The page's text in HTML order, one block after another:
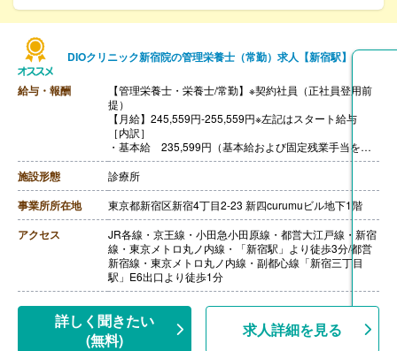
2%、保育園等求人が22.4%、その他求人が59.2%となります。
DIOクリニック新宿院の管理栄養士（常勤）求人【新宿駅】
給与・報酬
【管理栄養士・栄養士/常勤】※契約社員（正社員登用前
提）
【月給】245,559円-255,559円※左記はスタート給与
［内訳］
・基本給 235,599円（基本給および固定残業手当を含
めた金額）
・固定残業代 年間休日110日の場合、栄養士・管理栄
養士ともに一律29,559円（20時間分）となります。
なお、年間休日数の設定によって固定残業代の金額は変
動いたします。超過分は別途支給いたします。
・資格手当 管理栄養士20,000円、栄養士10,000円
［その他手当］
・インセンティブ 年4回（平均80,000円‐100,000円/
月）
【賞与】年2回（6月、12月）
【昇給】年2回
【退職金】なし
施設形態 診療所
事業所所在地 東京都新宿区新宿4丁目2-23 新四curumuビル地下1階
アクセス
JR各線・京王線・小田急小田原線・都営大江戸線・新宿
線・東京メトロ丸ノ内線・「新宿駅」より徒歩3分/都営
新宿線・東京メトロ丸ノ内線・副都心線「新宿三丁目
駅」E6出口より徒歩1分
詳しく聞きたい
(無料)
求人詳細を見る